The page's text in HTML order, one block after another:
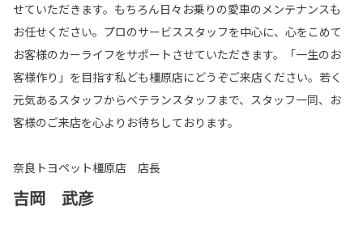
せていただきます。もちろん日々お乗りの愛車のメンテナンスも
お任せください。プロのサービススタッフを中心に、心をこめて
お客様のカーライフをサポートさせていただきます。「一生のお
客様作り」を目指す私ども橿原店にどうぞご来店ください。若く
元気あるスタッフからベテランスタッフまで、スタッフ一同、お
客様のご来店を心よりお待ちしております。
奈良トヨペット橿原店 店長
吉岡 武彦